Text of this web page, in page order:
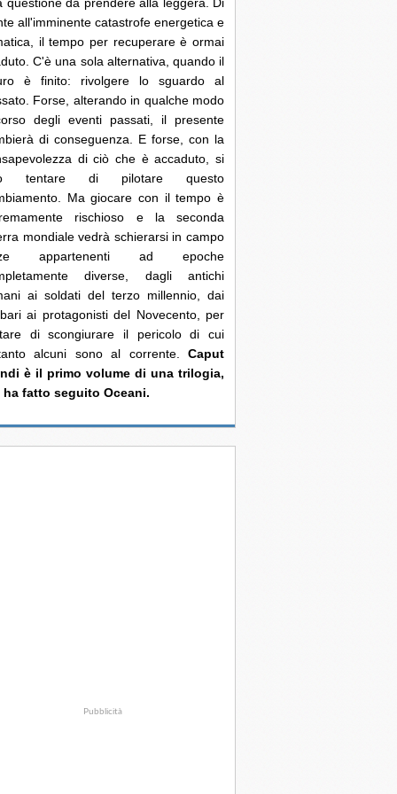
questione da prendere alla leggera. Di
all'imminente catastrofe energetica e
il tempo per recuperare è ormai
C'è una sola alternativa, quando il
è finito: rivolgere lo sguardo al
Forse, alterando in qualche modo
degli eventi passati, il presente
di conseguenza. E forse, con la
di ciò che è accaduto, si
tentare di pilotare questo
Ma giocare con il tempo è
rischioso e la seconda
mondiale vedrà schierarsi in campo
appartenenti ad epoche
diverse, dagli antichi
ai soldati del terzo millennio, dai
ai protagonisti del Novecento, per
di scongiurare il pericolo di cui
alcuni sono al corrente. Caput
è il primo volume di una trilogia,
ha fatto seguito Oceani.
Pubblicità